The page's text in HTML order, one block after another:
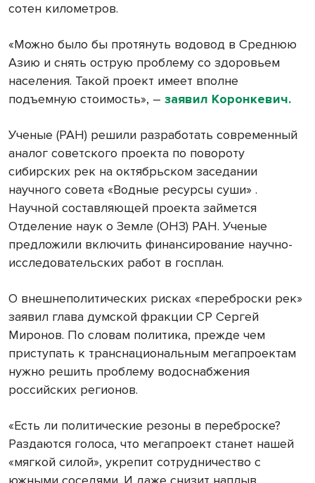
сотен километров.
«Можно было бы протянуть водовод в Среднюю
Азию и снять острую проблему со здоровьем
населения. Такой проект имеет вполне
подъемную стоимость», – заявил Коронкевич.
Ученые (РАН) решили разработать современный
аналог советского проекта по повороту
сибирских рек на октябрьском заседании
научного совета «Водные ресурсы суши» .
Научной составляющей проекта займется
Отделение наук о Земле (ОНЗ) РАН. Ученые
предложили включить финансирование научно-
исследовательских работ в госплан.
О внешнеполитических рисках «переброски рек»
заявил глава думской фракции СР Сергей
Миронов. По словам политика, прежде чем
приступать к транснациональным мегапроектам
нужно решить проблему водоснабжения
российских регионов.
«Есть ли политические резоны в переброске?
Раздаются голоса, что мегапроект станет нашей
«мягкой силой», укрепит сотрудничество с